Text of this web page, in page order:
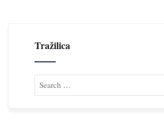
Tražilica